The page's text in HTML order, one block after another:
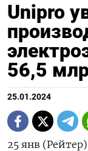
Unipro
56,5
25.01.2024
25 янв